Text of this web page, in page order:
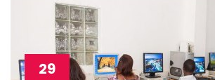
29